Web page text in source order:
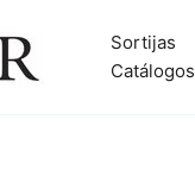
Sortijas
Catálogos